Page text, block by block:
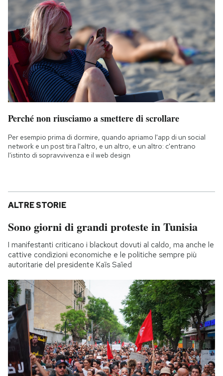
Perché non riusciamo a smettere di scrollare
Per esempio prima di dormire, quando apriamo l'app di un social
network e un post tira l'altro, e un altro, e un altro: c'entrano
l'istinto di sopravvivenza e il web design
ALTRE STORIE
Sono giorni di grandi proteste in Tunisia
I manifestanti criticano i blackout dovuti al caldo, ma anche le
cattive condizioni economiche e le politiche sempre più
autoritarie del presidente Kaïs Saïed